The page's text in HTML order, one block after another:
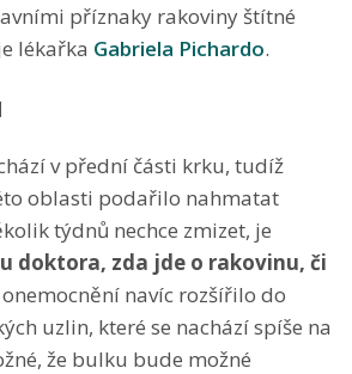
příznaky rakoviny štítné
lékařka Gabriela Pichardo.
v přední části krku, tudíž
oblasti podařilo nahmatat
týdnů nechce zmizet, je
doktora, zda jde o rakovinu, či
onemocnění navíc rozšířilo do
uzlin, které se nachází spíše na
že bulku bude možné